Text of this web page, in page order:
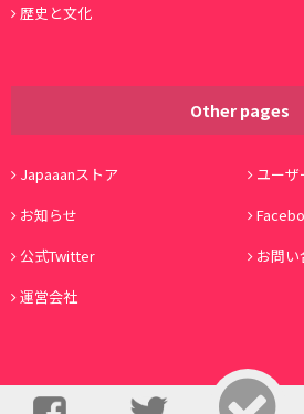
歴史と文化
Other pages
Japaaanストア
ユー
お知らせ
公式Twitter
お問い
運営会社